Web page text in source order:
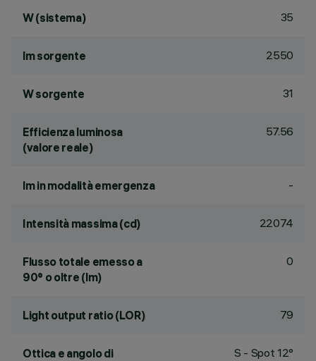
W (sistema) 35
lm sorgente 2550
W sorgente 31
Efficienza luminosa
(valore reale)
57.56
lm in modalità emergenza -
Intensità massima (cd) 22074
Flusso totale emesso a
90° o oltre (lm)
0
Light output ratio (LOR) 79
Ottica e angolo di
S - Spot 12°